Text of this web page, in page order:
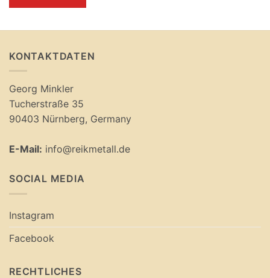
KONTAKTDATEN
Georg Minkler
Tucherstraße 35
90403 Nürnberg, Germany
E-Mail: info@reikmetall.de
SOCIAL MEDIA
Instagram
Facebook
RECHTLICHES